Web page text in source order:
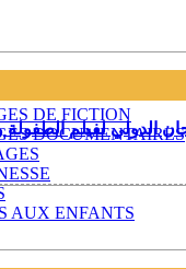
DE FICTION
DOCUMENTAIRES
AUX ENFANTS